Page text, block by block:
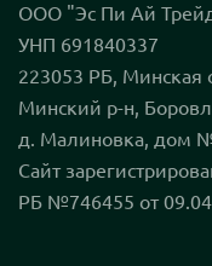
ООО "Эс Пи Ай
УНП 691840337
223053 РБ, Минская
Минский р-н,
д. Малиновка, дом
Сайт
РБ №746455 от